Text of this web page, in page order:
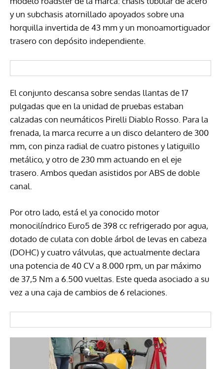
y un subchasis atornillado apoyados sobre una
horquilla invertida de 43 mm y un monoamortiguador
trasero con depósito independiente.
El conjunto descansa sobre sendas llantas de 17
pulgadas que en la unidad de pruebas estaban
calzadas con neumáticos Pirelli Diablo Rosso. Para la
frenada, la marca recurre a un disco delantero de 300
mm, con pinza radial de cuatro pistones y latiguillo
metálico, y otro de 230 mm actuando en el eje
trasero. Ambos quedan asistidos por ABS de doble
canal.
Por otro lado, está el ya conocido motor
monocilíndrico Euro5 de 398 cc refrigerado por agua,
dotado de culata con doble árbol de levas en cabeza
(DOHC) y cuatro válvulas, que actualmente declara
una potencia de 40 CV a 8.000 rpm, un par máximo
de 37,5 Nm a 6.500 vueltas. Este queda asociado a su
vez a una caja de cambios de 6 relaciones.